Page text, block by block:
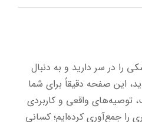
را در سر دارید و به دنبال
این صفحه دقیقاً برای شما
توصیه‌های واقعی و کاربردی
سراسری را جمع‌آوری کرده‌ایم؛ کسانی